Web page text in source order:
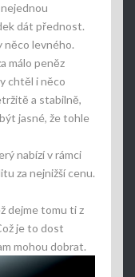
dát přednost.
něco levného.
málo peněz
chtěl i něco
a stabilně,
jasné, že tohle
nabízí v rámci
za nejnižší cenu.
dejme tomu ti z
je to dost
mohou dobrat.